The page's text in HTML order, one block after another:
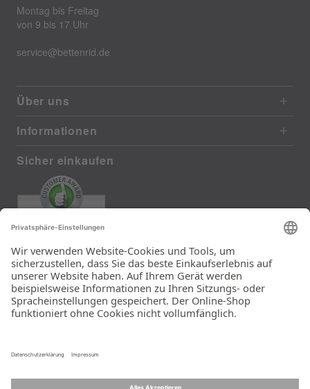
Montag bis Freitag
von 9 bis 17 Uhr
service@bettenrid.de
Über uns
Informationen
Sicher einkaufen
385 reviews from real customers
(last 12 months)
Total: 11283
Die Auswahl und die
Einfachheit der
Bestellung.